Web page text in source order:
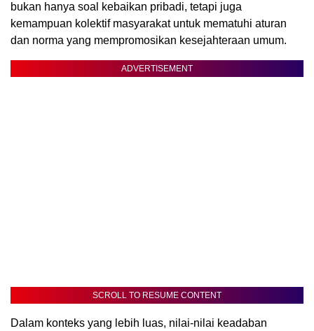
bukan hanya soal kebaikan pribadi, tetapi juga
kemampuan kolektif masyarakat untuk mematuhi aturan
dan norma yang mempromosikan kesejahteraan umum.
ADVERTISEMENT
SCROLL TO RESUME CONTENT
Dalam konteks yang lebih luas, nilai-nilai keadaban